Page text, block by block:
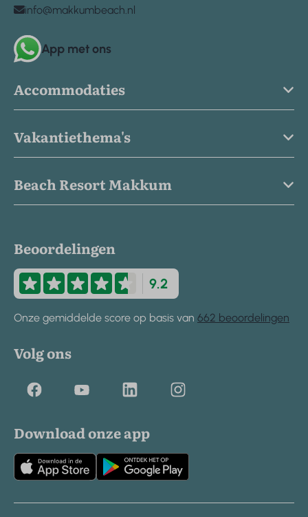
info@makkumbeach.nl
App met ons
Accommodaties
Vakantiethema's
Beach Resort Makkum
Beoordelingen
9.2
Onze gemiddelde score op basis van 662 beoordelingen
Volg ons
Download onze app